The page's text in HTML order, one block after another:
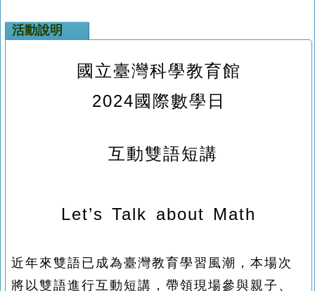
活動說明
國立臺灣科學教育館
2024國際數學日
互動雙語短講
Let’s Talk about Math
近年來雙語已成為臺灣教育學習風潮，本場次
將以雙語進行互動短講，帶領現場參與親子、